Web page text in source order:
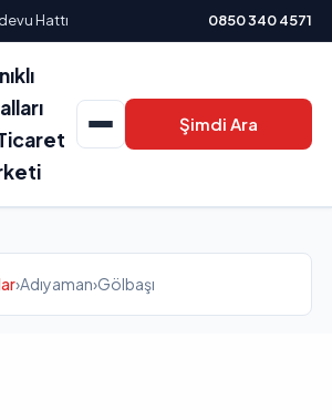
Hattı 0850 340 4571
Şimdi Ara
›Adıyaman›Gölbaşı